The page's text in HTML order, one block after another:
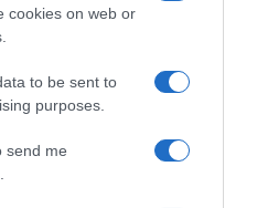
cookies on web or
to be sent to
purposes.
send me